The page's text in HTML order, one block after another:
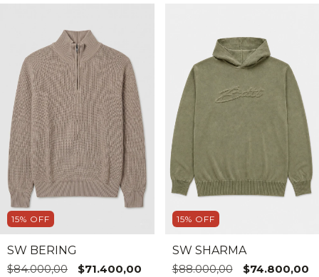
15% OFF
SW BERING
$84.000,00
$71.400,00
15% OFF
SW SHARMA
$88.000,00
$74.800,00